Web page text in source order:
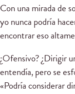
Con una mirada de
yo nunca podría
encontrar eso
¿Ofensivo? ¿Dirigir
entendía, pero se
«Podría considerar